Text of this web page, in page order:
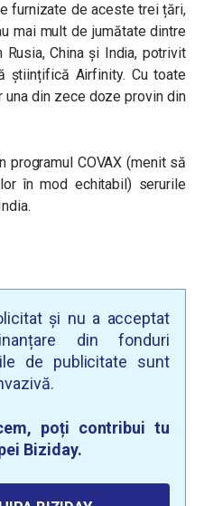
furnizate de aceste trei țări,
mai mult de jumătate dintre
China și India, potrivit
științifică Airfinity. Cu toate
una din zece doze provin din
programul COVAX (menit să
în mod echitabil) serurile
și nu a acceptat
din fonduri
de publicitate sunt
poți contribui tu
Biziday.